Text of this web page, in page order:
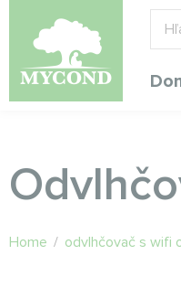
Home / odvlhčovač s wifi